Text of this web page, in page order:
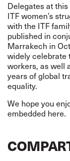
Delegates at
ITF women’s
with the ITF
published in
Marrakech in
widely celebrate
workers, as well
years of global
equality.
We hope you
embedded here.